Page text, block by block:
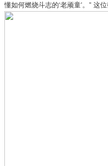
懂如何燃烧斗志的‘老顽童’。” 这